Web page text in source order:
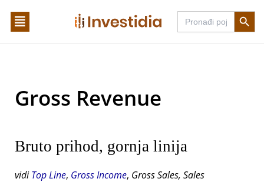
Search
for:
Search
Gross Revenue
Bruto prihod, gornja linija
vidiTop Line, Gross Income, Gross Sales, Sales